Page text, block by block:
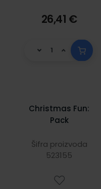
26,41 €
Christmas Fun:
Pack
Šifra proizvoda
523155